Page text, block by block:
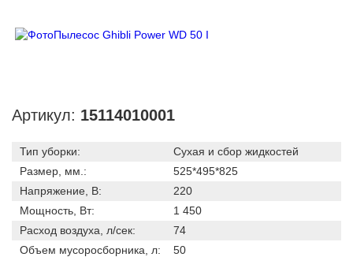
Артикул: 15114010001
Тип уборки:
Сухая и сбор жидкостей
Размер, мм.:
525*495*825
Напряжение, В:
220
Мощность, Вт:
1 450
Расход воздуха, л/сек:
74
Объем мусоросборника, л:
50